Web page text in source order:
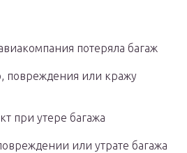
потеряла багаж
повреждения или кражу
при утере багажа
или утрате багажа